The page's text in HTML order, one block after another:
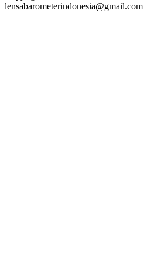
lensabarometerindonesia@gmail.com |